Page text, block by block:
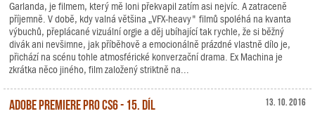
Garlanda, je filmem, který mě loni překvapil zatím asi nejvíc. A zatraceně
příjemně. V době, kdy valná většina „VFX-heavy" filmů spoléhá na kvanta
výbuchů, přeplácané vizuální orgie a děj ubíhající tak rychle, že si běžný
divák ani nevšimne, jak příběhově a emocionálně prázdné vlastně dílo je,
přichází na scénu tohle atmosférické konverzační drama. Ex Machina je
zkrátka něco jiného, film založený striktně na...
13. 10. 2016
Adobe Premiere Pro CS6 - 15. díl